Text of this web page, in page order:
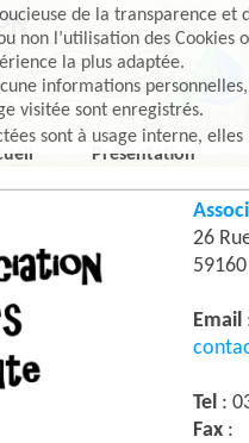
de la transparence et
non l’utilisation des
la plus adaptée.
informations
visitée sont enregistrés.
sont à usage interne,
Présentation
26
Email
Tel :
Fax :